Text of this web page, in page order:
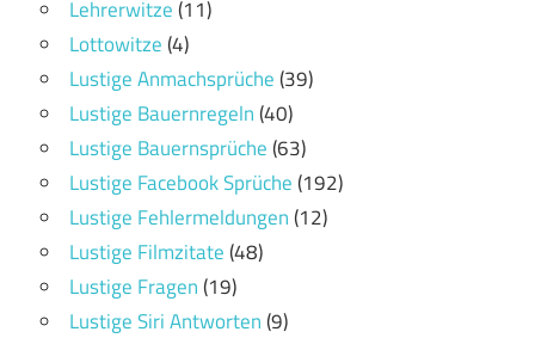
Lehrerwitze(11)
Lottowitze(4)
Lustige Anmachsprüche(39)
Lustige Bauernregeln(40)
Lustige Bauernsprüche(63)
Lustige Facebook Sprüche(192)
Lustige Fehlermeldungen(12)
Lustige Filmzitate(48)
Lustige Fragen(19)
Lustige Siri Antworten(9)